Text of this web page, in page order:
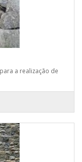
a realização de